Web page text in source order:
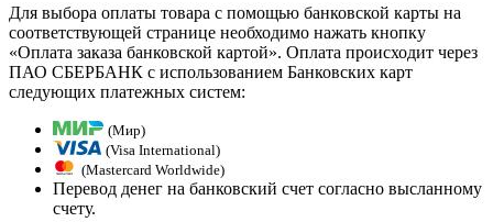
Для выбора оплаты товара с помощью банковской карты на
соответствующей странице необходимо нажать кнопку
«Оплата заказа банковской картой». Оплата происходит через
ПАО СБЕРБАНК с использованием Банковских карт
следующих платежных систем:
(Мир)
(Visa International)
(Mastercard Worldwide)
Перевод денег на банковский счет согласно высланному
счету.